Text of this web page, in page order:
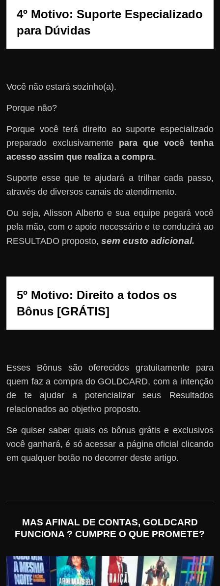
4º Motivo: Suporte Especializado
para Dúvidas
Você não estará sozinho(a).
Porque não?
Porque você terá direito ao suporte especializado
preparado exclusivamente para que você tenha
acesso assim que realiza a compra.
Suporte esse que te ajudará a trilhar cada passo,
através de diversos canais de atendimento.
Ou seja, Alisson Alberto e sua equipe pegará você
pela mão, com o apoio necessário e te conduzirá ao
RESULTADO proposto,sem custo adicional.
5º Motivo: Direito a todos os
Bônus [GRÁTIS]
Esses Bônus são oferecidos gratuitamente para
quem faz a compra do GOLDCARD, com a intenção
de te ajudar a potencializar seus Resultados
relacionados ao objetivo proposto.
Se quiser saber quais os bônus grátis e exclusivos
você ganhará, é só acessar a página oficial clicando
em qualquer botão no decorrer deste artigo.
MAS AFINAL DE CONTAS, GOLDCARD
FUNCIONA ? CUMPRE O QUE PROMETE?